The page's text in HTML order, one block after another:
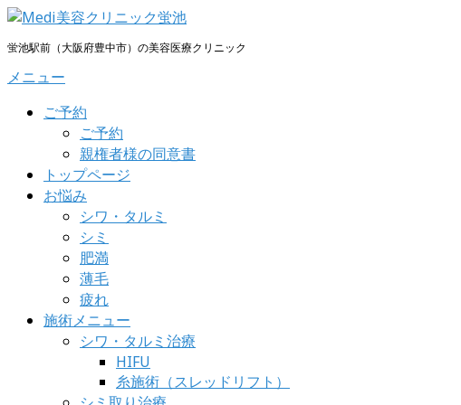
コ
テ
ン
蛍池駅前（大阪府豊中市）の美容医療クリニック
メニュー
ご予約
ご予約
親権者様の同意書
トップページ
お悩み
シワ・タルミ
シミ
肥満
薄毛
疲れ
施術メニュー
シワ・タルミ治療
HIFU
糸施術（スレッドリフト）